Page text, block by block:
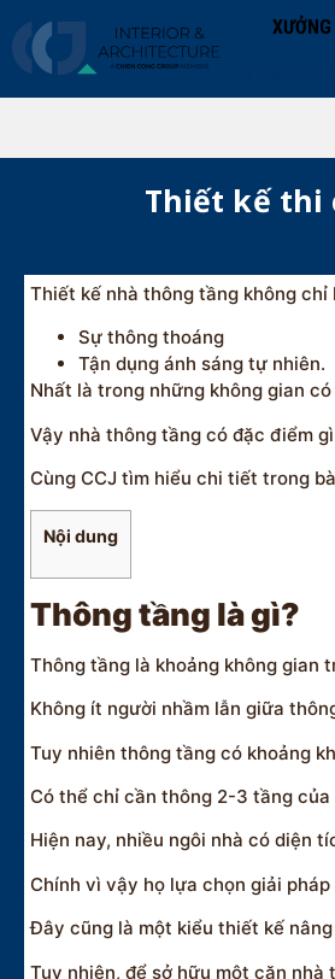
Thiết kế thi
Thiết kế nhà thông tầng không
Sự thông thoáng
Tận dụng ánh sáng tự nhiên.
Nhất là trong những không gian
Vậy nhà thông tầng có đặc điểm
Cùng CCJ tìm hiểu chi tiết trong
Nội dung
Thông tầng là gì?
Thông tầng là khoảng không gian
Không ít người nhầm lẫn giữa
Tuy nhiên thông tầng có khoảng
Có thể chỉ cần thông 2-3 tầng của
Hiện nay, nhiều ngôi nhà có diện
Chính vì vậy họ lựa chọn giải
Đây cũng là một kiểu thiết kế
Tuy nhiên, để sở hữu một căn